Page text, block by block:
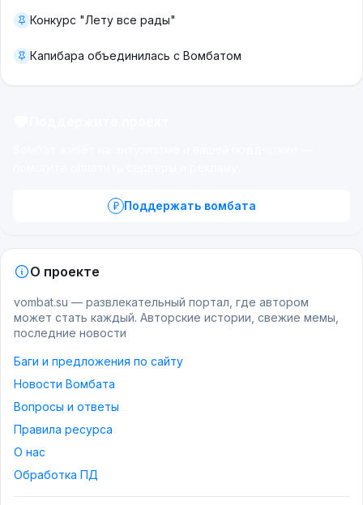
Конкурс "Лету все рады"
Капибара объединилась с Вомбатом
Поддержать вомбата
О проекте
vombat.su — развлекательный портал, где автором
может стать каждый. Авторские истории, свежие мемы,
последние новости
Баги и предложения по сайту
Новости Вомбата
Вопросы и ответы
Правила ресурса
О нас
Обработка ПД